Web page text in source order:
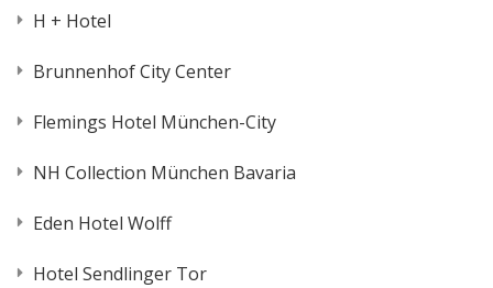
H + Hotel
Brunnenhof City Center
Flemings Hotel München-City
NH Collection München Bavaria
Eden Hotel Wolff
Hotel Sendlinger Tor